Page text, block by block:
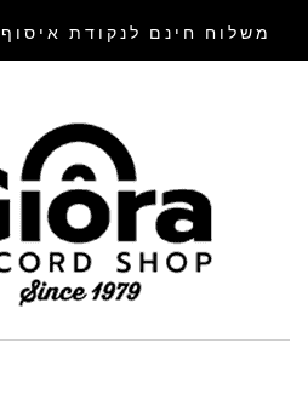
משלוח חינם לנקודת איסוף